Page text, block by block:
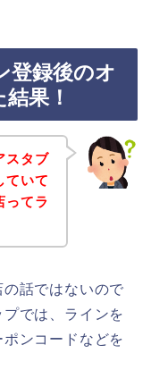
登録後のオ
果！
スタブ
ていて
ってラ
話ではないので
では、ラインを
ンコードなどを